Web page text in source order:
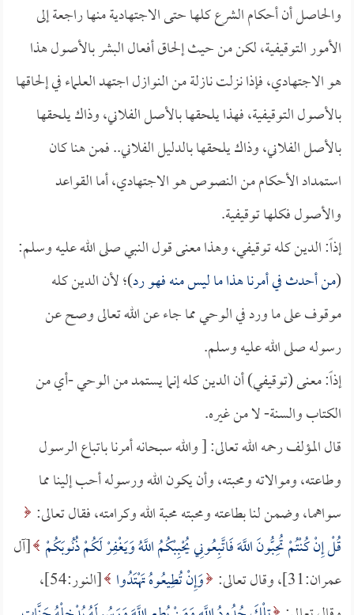
والحاصل أن أحكام الشرع كلها حتى الاجتهادية منها راجعة إلى
الأمور التوقيفية، لكن من حيث إلحاق أفعال البشر بالأصول هذا
هو الاجتهادي، فإذا نزلت نازلة من النوازل اجتهد العلماء في إلحاقها
بالأصول التوقيفية، فهذا يلحقها بالأصل الفلاني، وذاك يلحقها
بالأصل الفلاني، وذاك يلحقها بالدليل الفلاني.. فمن هنا كان
استمداد الأحكام من النصوص هو الاجتهادي، أما القواعد
والأصول فكلها توقيفية.
إذاً: الدين كله توقيفي، وهذا معنى قول النبي صلى الله عليه وسلم:
(من أحدث في أمرنا هذا ما ليس منه فهو رد)؛ لأن الدين كله
موقوف على ما ورد في الوحي مما جاء عن الله تعالى وصح عن
رسوله صلى الله عليه وسلم.
إذاً: معنى (توقيفي) أن الدين كله إنما يستمد من الوحي -أي من
الكتاب والسنة- لا من غيره.
قال المؤلف رحمه الله تعالى: [ والله سبحانه أمرنا باتباع الرسول
وطاعته، وموالاته ومحبته، وأن يكون الله ورسوله أحب إلينا مما
سواهما، وضمن لنا بطاعته ومحبته محبة الله وكرامته، فقال تعالى:
قُلْ إِنْ كُنْتُمْ تُحِبُّونَ اللَّهَ فَاتَّبِعُونِي يُحْبِبْكُمُ اللَّهُ وَيَغْفِرْ لَكُمْ ذُنُوبَكُمْ [آل
عمران:31]، وقال تعالى:
وَإِنْ تُطِيعُوهُ تَهْتَدُوا
[النور:54]،